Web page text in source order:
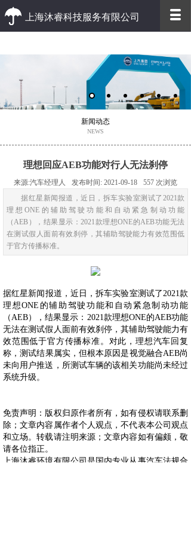
上海沐睿科技服务有限公司
优质的客户服务 高效的办事效率
新闻动态
NEWS
理想回应AEB功能对行人无法刹停
来源:汽车经理人 发布时间: 2021-09-18 557 次浏览
据红星新闻报道，近日，拆车实验室测试了2021款
理想ONE的辅助驾驶功能和自动紧急制动功能
（AEB），结果显示：2021款理想ONE的AEB功能无法
在测试假人面前有效刹停，其辅助驾驶能力有效范围低
于官方传播标准。
据红星新闻报道，近日，拆车实验室测试了2021款
理想ONE的辅助驾驶功能和自动紧急制动功能
（AEB），结果显示：2021款理想ONE的AEB功能
无法在测试假人面前有效刹停，其辅助驾驶能力有
效范围低于官方传播标准。对此，理想汽车回复
称，测试结果属实，但根本原因是视觉融合AEB尚
未向用户推送，所测试车辆的该相关功能尚未经过
系统升级。
免责声明：版权归原作者所有，如有侵权请联系删
除；文章内容属作者个人观点，不代表本公司观点
和立场。转载请注明来源；文章内容如有偏颇，敬
请各位指正。
上海沐睿环境有限公司是国内专业从事汽车法规合